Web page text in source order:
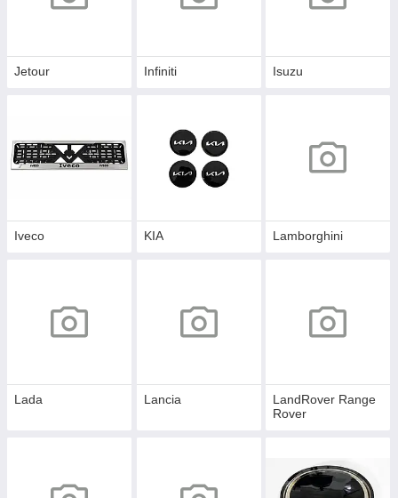
Jetour Infiniti Isuzu
Iveco KIA Lamborghini
Lada Lancia
LandRover Range
Rover